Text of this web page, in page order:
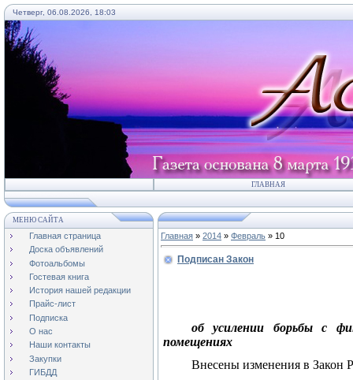
Четверг, 06.08.2026, 18:03
ГЛАВНАЯ
МЕНЮ САЙТА
Главная страница
Доска объявлений
Фотоальбомы
Гостевая книга
История нашей редакции
Прайс-лист
Подписка
О нас
Наши контакты
Закупки
ГИБДД
Главная » 2014 » Февраль » 10
Подписан Закон
об усилении борьбы с
помещениях
Внесены изменения в